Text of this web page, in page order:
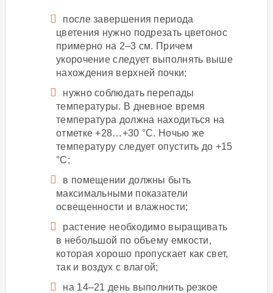
после завершения периода
цветения нужно подрезать цветонос
примерно на 2–3 см. Причем
укорочение следует выполнять выше
нахождения верхней почки;
нужно соблюдать перепады
температуры. В дневное время
температура должна находиться на
отметке +28…+30 °C. Ночью же
температуру следует опустить до +15
°C;
в помещении должны быть
максимальными показатели
освещенности и влажности;
растение необходимо выращивать
в небольшой по объему емкости,
которая хорошо пропускает как свет,
так и воздух с влагой;
на 14–21 день выполнить резкое